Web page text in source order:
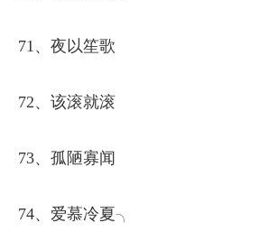
71、夜以笙歌
72、该滚就滚
73、孤陋寡闻
74、爱慕冷夏╮